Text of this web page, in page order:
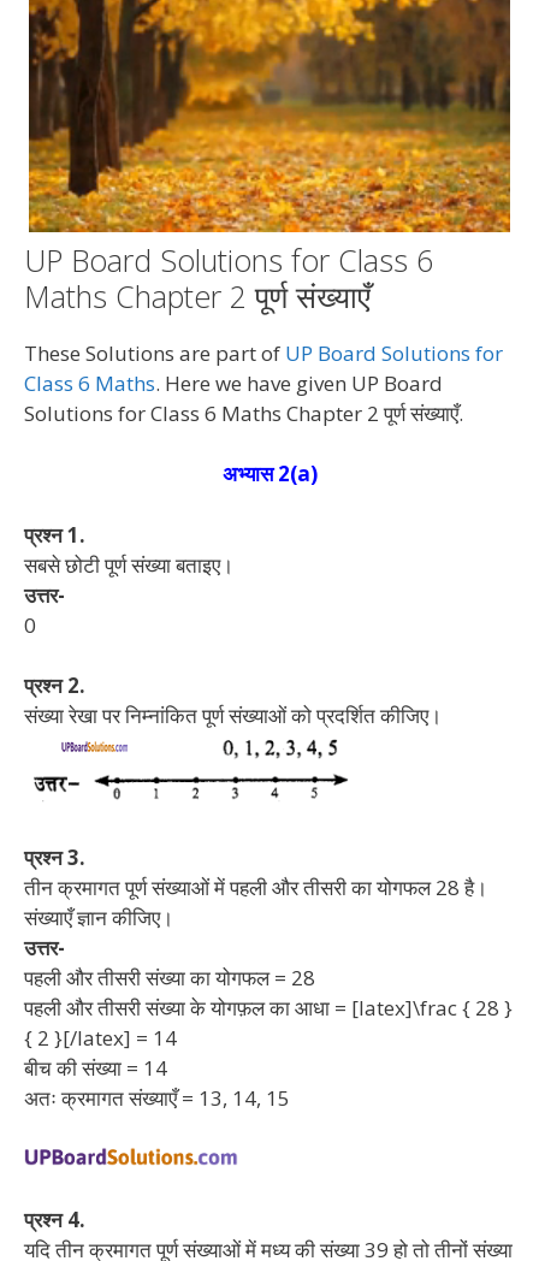
UP Board Solutions for Class 6
Maths Chapter 2 पूर्ण संख्याएँ
These Solutions are part of UP Board Solutions for
Class 6 Maths. Here we have given UP Board
Solutions for Class 6 Maths Chapter 2 पूर्ण संख्याएँ.
अभ्यास 2(a)
प्रश्न 1.
सबसे छोटी पूर्ण संख्या बताइए।
उत्तर-
0
प्रश्न 2.
संख्या रेखा पर निम्नांकित पूर्ण संख्याओं को प्रदर्शित कीजिए।
प्रश्न 3.
तीन क्रमागत पूर्ण संख्याओं में पहली और तीसरी का योगफल 28 है।
संख्याएँ ज्ञान कीजिए।
उत्तर-
पहली और तीसरी संख्या का योगफल = 28
पहली और तीसरी संख्या के योगफ़ल का आधा = [latex]\frac { 28 }
{ 2 }[/latex] = 14
बीच की संख्या = 14
अतः क्रमागत संख्याएँ = 13, 14, 15
प्रश्न 4.
यदि तीन क्रमागत पूर्ण संख्याओं में मध्य की संख्या 39 हो तो तीनों संख्या